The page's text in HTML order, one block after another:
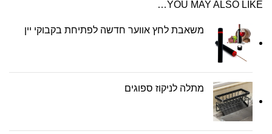
YOU MAY ALSO LIKE…
משאבת לחץ אווער חדשה לפתיחת בקבוקי יין
מתלה לניקוז ספוגים